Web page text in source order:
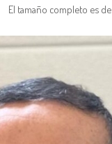
El tamaño completo es de